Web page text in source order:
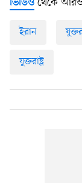
ভিডিও
ইরান
যুক্তরাষ্ট্র